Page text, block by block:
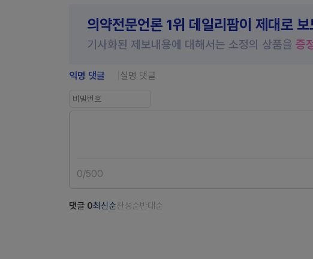
의약전문언론 1위 데일리팜이 제대로
기사화된 제보내용에 대해서는 소정의 상품을 증
익명 댓글 실명 댓글
0/500
댓글 0최신순찬성순반대순